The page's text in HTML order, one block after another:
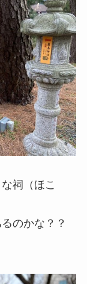
祠（ほこ
のかな？？